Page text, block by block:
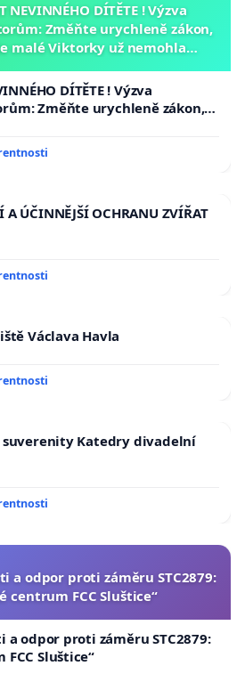
NEVINNÉHO DÍTĚTE ! Výzva
Změňte urychleně zákon,
malé Viktorky už nemohla
DÍTĚTE ! Výzva
Změňte urychleně zákon,
Viktorky už nemohla opakovat!
A ÚČINNĚJŠÍ OCHRANU ZVÍŘAT
Václava Havla
suverenity Katedry divadelní
a odpor proti záměru STC2879:
centrum FCC Sluštice“
odpor proti záměru STC2879:
Sluštice“